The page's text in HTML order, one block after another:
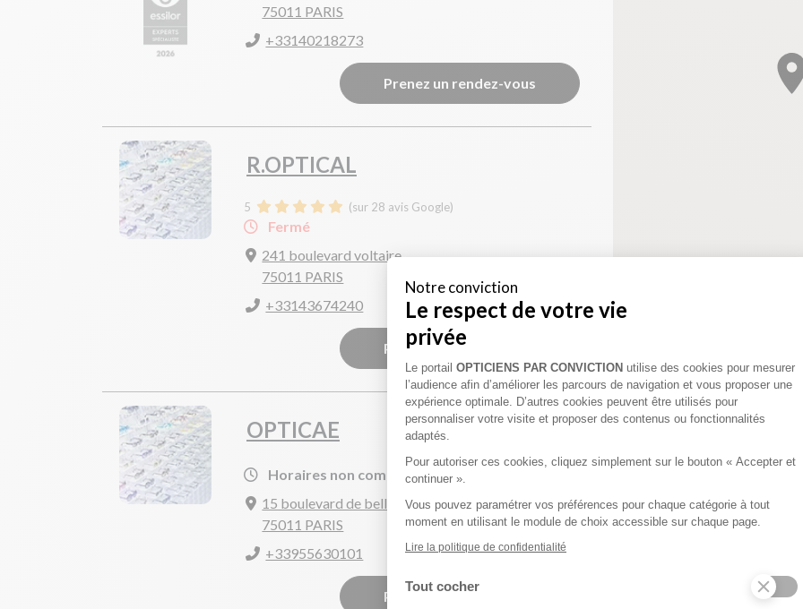
75011 PARIS
+33140218273
Prenez un rendez-vous
R.OPTICAL
5 (sur 28 avis Google)
Fermé
241 boulevard voltaire
75011 PARIS
+33143674240
Prenez un rendez-vous
OPTICAE
Horaires non communiqués
15 boulevard de belleville
75011 PARIS
+33955630101
Prenez un rendez-vous
Notre conviction
Le respect de votre vie
privée
Plateforme de Gestion du
Le portail OPTICIENS PAR CONVICTION utilise des cookies pour mesurer
l’audience afin d’améliorer les parcours de navigation et vous proposer une
expérience optimale. D’autres cookies peuvent être utilisés pour
personnaliser votre visite et proposer des contenus ou fonctionnalités
adaptés.
Pour autoriser ces cookies, cliquez simplement sur le bouton « Accepter et
continuer ».
Vous pouvez paramétrer vos préférences pour chaque catégorie à tout
moment en utilisant le module de choix accessible sur chaque page.
Lire la politique de confidentialité
Tout cocher